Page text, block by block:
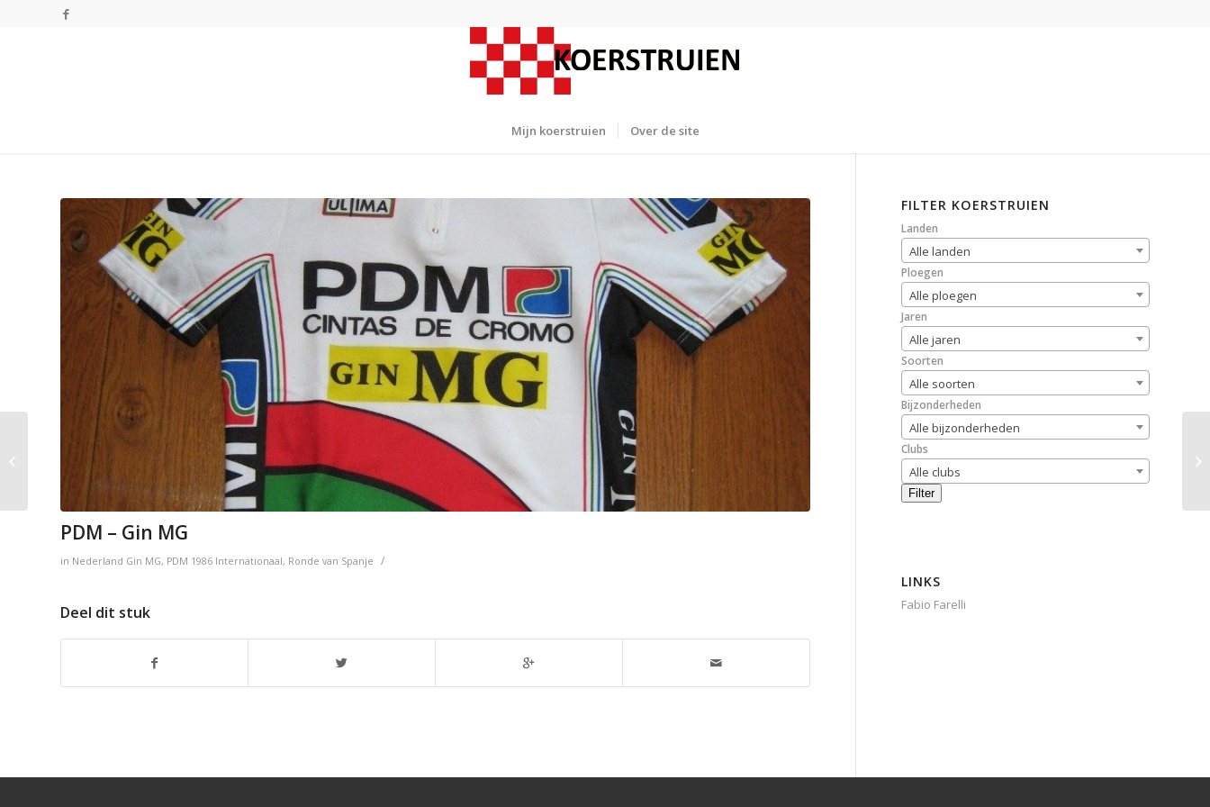
Mijn koerstruien Over de site
PDM – Gin MG
in Nederland Gin MG, PDM 1986 Internationaal, Ronde van Spanje /
Deel dit stuk
FILTER KOERSTRUIEN
Landen
Alle landen
Ploegen
Alle ploegen
Jaren
Alle jaren
Soorten
Alle soorten
Bijzonderheden
Alle bijzonderheden
Clubs
Alle clubs
Filter
LINKS
Fabio Farelli
Panasonic – Sportlife